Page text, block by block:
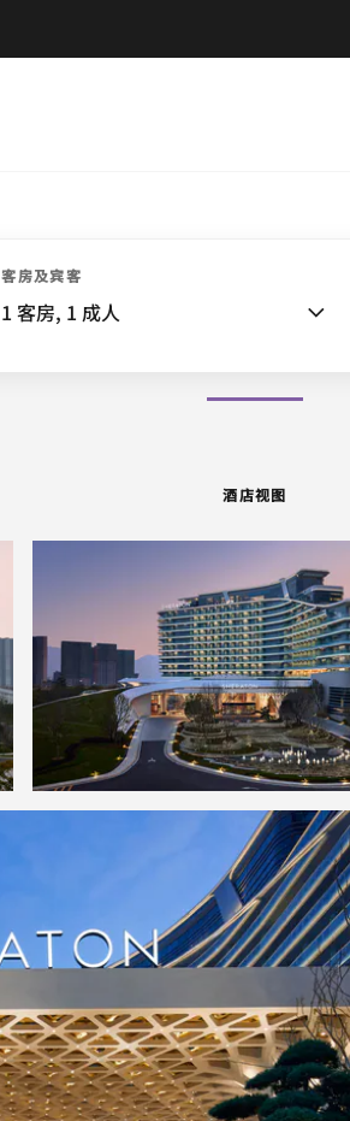
客房及宾客
1 客房, 1 成人
酒店视图